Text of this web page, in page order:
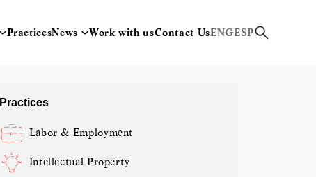
PracticesNews Work with usContact UsENGESP
Practices
Labor & Employment
Intellectual Property